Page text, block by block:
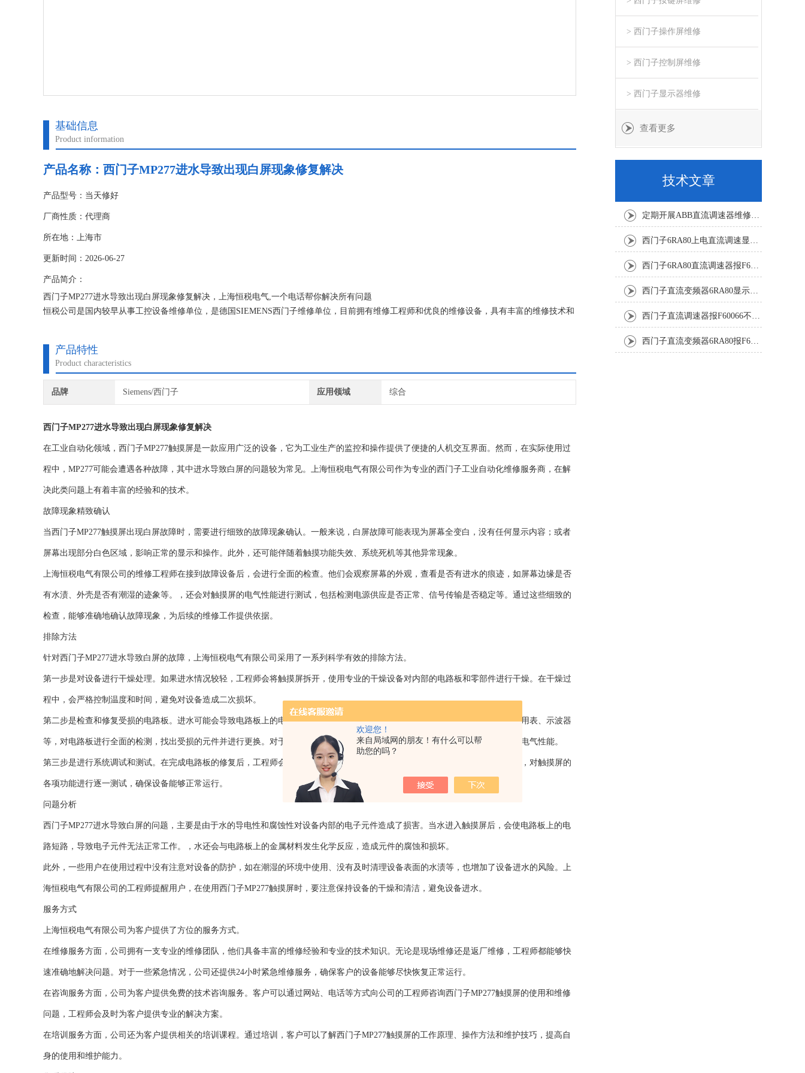
欢迎您！
来自局域网的朋友！有什么可以帮
助您的吗？
基础信息
Product information
产品名称： 西门子MP277进水导致出现白屏现象修复解决
产品型号：当天修好
厂商性质：代理商
所在地：上海市
更新时间：2026-06-27
产品简介：
西门子MP277进水导致出现白屏现象修复解决，上海恒税电气,一个电话帮你解决所有问题
恒税公司是国内较早从事工控设备维修单位，是德国SIEMENS西门子维修单位，目前拥有维修工程师和优良的维修设备，具有丰富的维修技术和
产品特性
Product characteristics
品牌 Siemens/西门子 应用领域 综合
西门子MP277进水导致出现白屏现象修复解决
在工业自动化领域，西门子MP277触摸屏是一款应用广泛的设备，它为工业生产的监控和操作提供了便捷的人机交互界面。然而，在实际使用过
程中，MP277可能会遭遇各种故障，其中进水导致白屏的问题较为常见。上海恒税电气有限公司作为专业的西门子工业自动化维修服务商，在解
决此类问题上有着丰富的经验和的技术。
故障现象精致确认
当西门子MP277触摸屏出现白屏故障时，需要进行细致的故障现象确认。一般来说，白屏故障可能表现为屏幕全变白，没有任何显示内容；或者
屏幕出现部分白色区域，影响正常的显示和操作。此外，还可能伴随着触摸功能失效、系统死机等其他异常现象。
上海恒税电气有限公司的维修工程师在接到故障设备后，会进行全面的检查。他们会观察屏幕的外观，查看是否有进水的痕迹，如屏幕边缘是否
有水渍、外壳是否有潮湿的迹象等。，还会对触摸屏的电气性能进行测试，包括检测电源供应是否正常、信号传输是否稳定等。通过这些细致的
检查，能够准确地确认故障现象，为后续的维修工作提供依据。
排除方法
针对西门子MP277进水导致白屏的故障，上海恒税电气有限公司采用了一系列科学有效的排除方法。
第一步是对设备进行干燥处理。如果进水情况较轻，工程师会将触摸屏拆开，使用专业的干燥设备对内部的电路板和零部件进行干燥。在干燥过
程中，会严格控制温度和时间，避免对设备造成二次损坏。
第二步是检查和修复受损的电路板。进水可能会导致电路板上的电子元件短路、腐蚀等问题。工程师会使用专业的检测工具，如万用表、示波器
等，对电路板进行全面的检测，找出受损的元件并进行更换。对于一些轻微腐蚀的电路板，还会进行清洗和修复，以恢复其正常的电气性能。
第三步是进行系统调试和测试。在完成电路板的修复后，工程师会对触摸屏的系统进行重新调试和测试。他们会安装新的系统软件，对触摸屏的
各项功能进行逐一测试，确保设备能够正常运行。
问题分析
西门子MP277进水导致白屏的问题，主要是由于水的导电性和腐蚀性对设备内部的电子元件造成了损害。当水进入触摸屏后，会使电路板上的电
路短路，导致电子元件无法正常工作。，水还会与电路板上的金属材料发生化学反应，造成元件的腐蚀和损坏。
此外，一些用户在使用过程中没有注意对设备的防护，如在潮湿的环境中使用、没有及时清理设备表面的水渍等，也增加了设备进水的风险。上
海恒税电气有限公司的工程师提醒用户，在使用西门子MP277触摸屏时，要注意保持设备的干燥和清洁，避免设备进水。
服务方式
上海恒税电气有限公司为客户提供了方位的服务方式。
在维修服务方面，公司拥有一支专业的维修团队，他们具备丰富的维修经验和专业的技术知识。无论是现场维修还是返厂维修，工程师都能够快
速准确地解决问题。对于一些紧急情况，公司还提供24小时紧急维修服务，确保客户的设备能够尽快恢复正常运行。
在咨询服务方面，公司为客户提供免费的技术咨询服务。客户可以通过网站、电话等方式向公司的工程师咨询西门子MP277触摸屏的使用和维修
问题，工程师会及时为客户提供专业的解决方案。
在培训服务方面，公司还为客户提供相关的培训课程。通过培训，客户可以了解西门子MP277触摸屏的工作原理、操作方法和维护技巧，提高自
身的使用和维护能力。
> 西门子操作屏维修
> 西门子控制屏维修
> 西门子显示器维修
查看更多
技术文章
定期开展ABB直流调速器维修与故障修复降低工业生产的故障风险
西门子6RA80上电直流调速显示F60068修复解决
西门子6RA80直流调速器报F60161修复方法有
西门子直流变频器6RA80显示报F60097代码修复
西门子直流调速器报F60066不能复位修复解决
西门子直流变频器6RA80报F60005修复排除